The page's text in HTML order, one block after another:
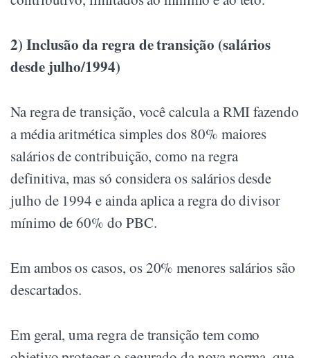
2) Inclusão da regra de transição (salários
desde julho/1994)
Na regra de transição, você calcula a RMI fazendo
a média aritmética simples dos 80% maiores
salários de contribuição, como na regra
definitiva, mas só considera os salários desde
julho de 1994 e ainda aplica a regra do divisor
mínimo de 60% do PBC.
Em ambos os casos, os 20% menores salários são
descartados.
Em geral, uma regra de transição tem como